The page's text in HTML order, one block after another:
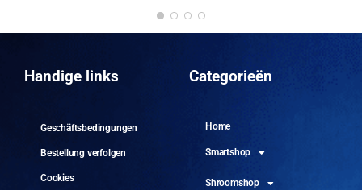
Handige links
Geschäftsbedingungen
Bestellung verfolgen
Cookies
Categorieën
Home
Smartshop
Shroomshop